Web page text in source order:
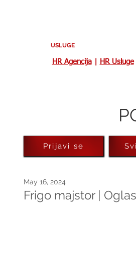
USLUGE
HR Agencija| HR Usluge
Frigo majstor |
May 16, 2024
Prijavi se